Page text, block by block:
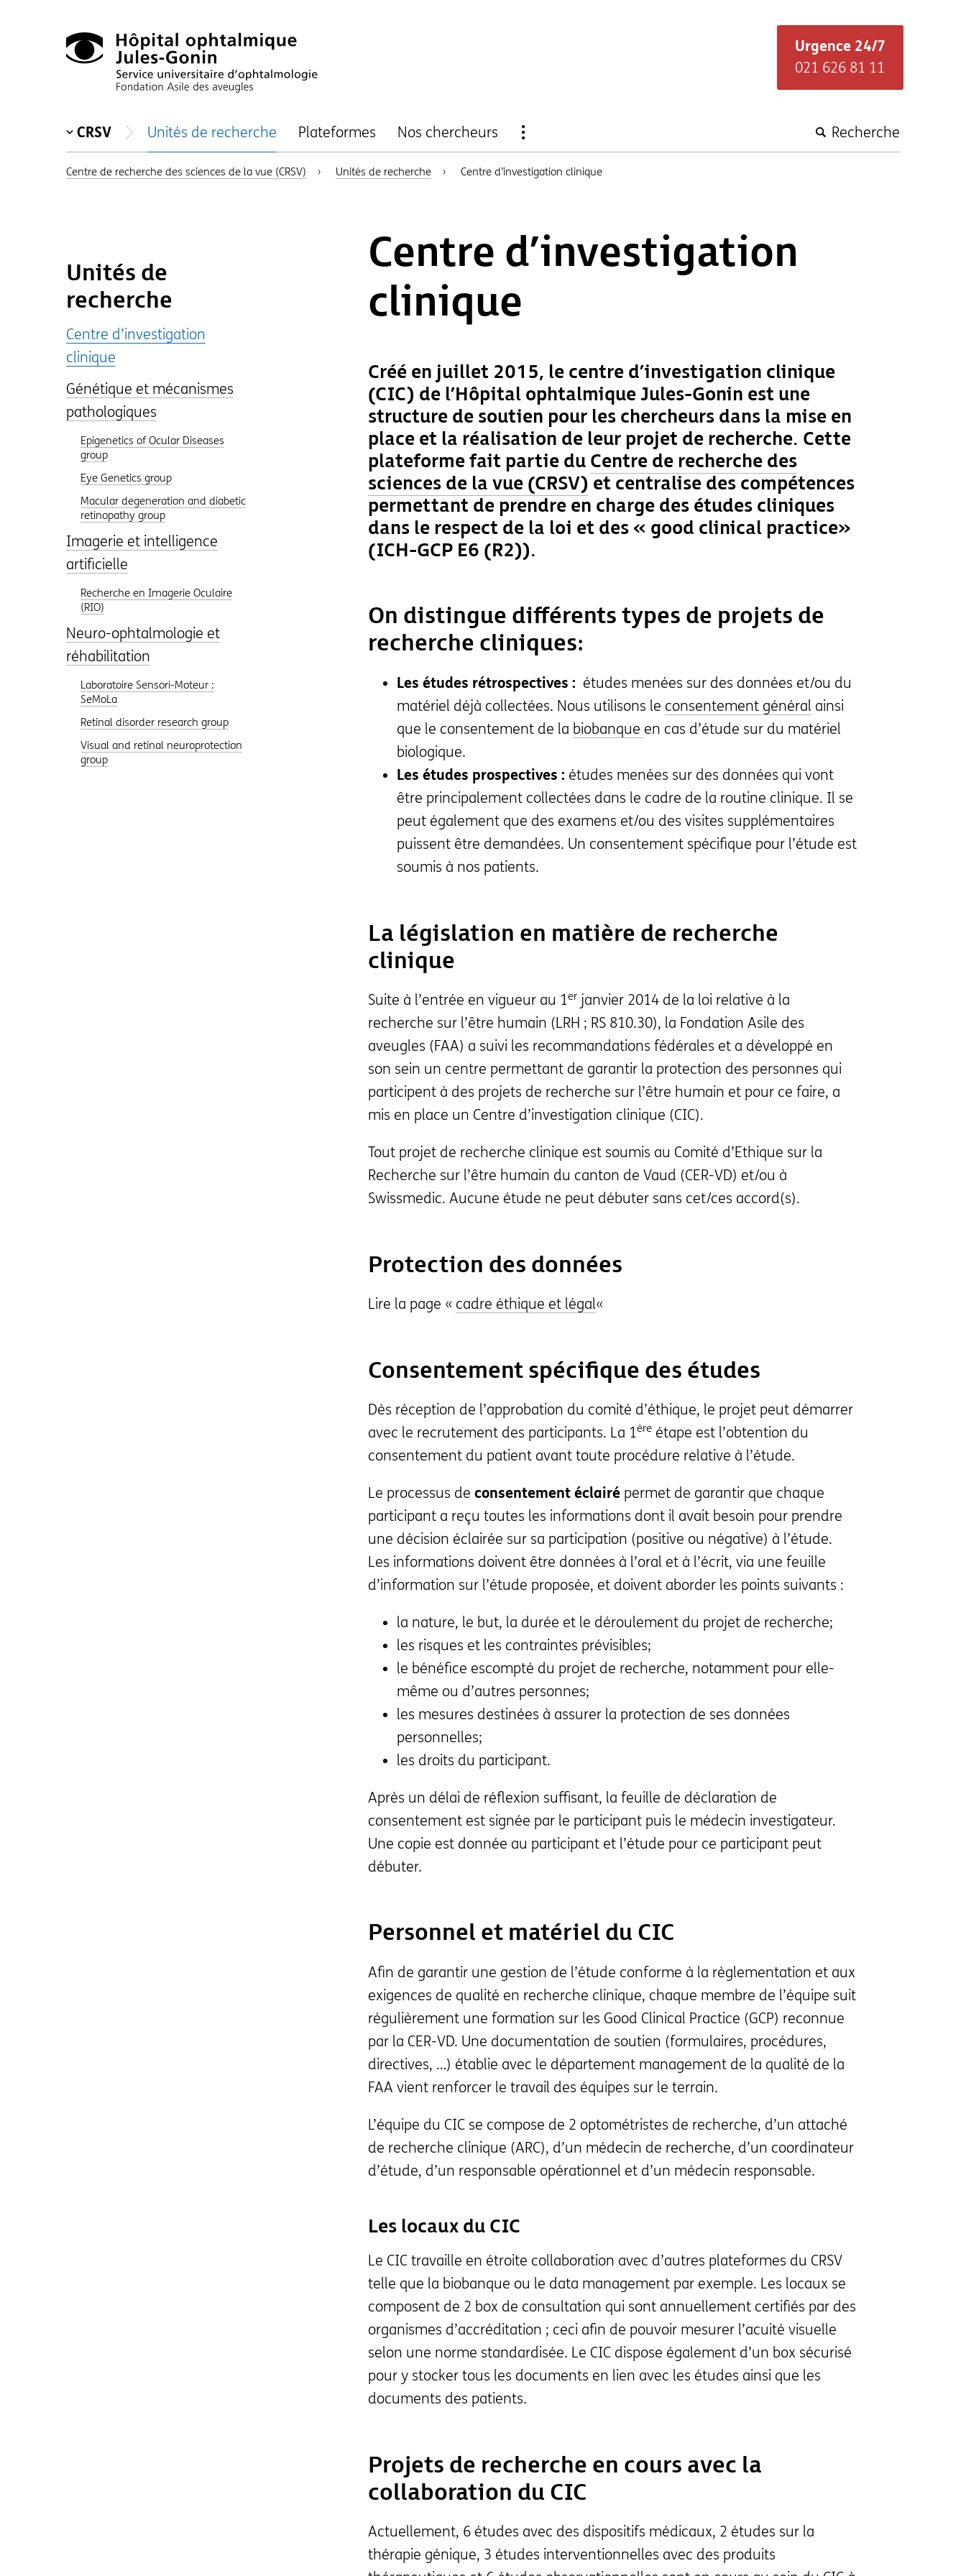
Urgence 24/7
021 626 81 11
ophtalmique
Jules-
Gonin,
Fondation
Asile
aveugles
CRSV Unités de recherche Plateformes Nos chercheurs
Ouvrir
la
navigation
Recherche
Centre de recherche des sciences de la vue (CRSV) › Unités de recherche › Centre d’investigation clinique
Unités de
recherche
Centre d’investigation
clinique
Génétique et mécanismes
pathologiques
Epigenetics of Ocular Diseases
group
Eye Genetics group
Macular degeneration and diabetic
retinopathy group
Imagerie et intelligence
artificielle
Recherche en Imagerie Oculaire
(RIO)
Neuro-ophtalmologie et
réhabilitation
Laboratoire Sensori-Moteur :
SeMoLa
Retinal disorder research group
Visual and retinal neuroprotection
group
Centre d’investigation
clinique
Créé en juillet 2015, le centre d’investigation clinique
(CIC) de l’Hôpital ophtalmique Jules-Gonin est une
structure de soutien pour les chercheurs dans la mise en
place et la réalisation de leur projet de recherche. Cette
plateforme fait partie du Centre de recherche des
sciences de la vue (CRSV) et centralise des compétences
permettant de prendre en charge des études cliniques
dans le respect de la loi et des « good clinical practice »
(ICH-GCP E6 (R2)).
On distingue différents types de projets de
recherche cliniques :
Les études rétrospectives : études menées sur des données et/ou du
matériel déjà collectées. Nous utilisons le consentement général ainsi
que le consentement de la biobanque en cas d’étude sur du matériel
biologique.
Les études prospectives : études menées sur des données qui vont
être principalement collectées dans le cadre de la routine clinique. Il se
peut également que des examens et/ou des visites supplémentaires
puissent être demandées. Un consentement spécifique pour l’étude est
soumis à nos patients.
La législation en matière de recherche
clinique
Suite à l’entrée en vigueur au 1er janvier 2014 de la loi relative à la
recherche sur l’être humain (LRH ; RS 810.30), la Fondation Asile des
aveugles (FAA) a suivi les recommandations fédérales et a développé en
son sein un centre permettant de garantir la protection des personnes qui
participent à des projets de recherche sur l’être humain et pour ce faire, a
mis en place un Centre d’investigation clinique (CIC).
Tout projet de recherche clinique est soumis au Comité d’Ethique sur la
Recherche sur l’être humain du canton de Vaud (CER-VD) et/ou à
Swissmedic. Aucune étude ne peut débuter sans cet/ces accord(s).
Protection des données
Lire la page « cadre éthique et légal«
Consentement spécifique des études
Dès réception de l’approbation du comité d’éthique, le projet peut démarrer
avec le recrutement des participants. La 1ère étape est l’obtention du
consentement du patient avant toute procédure relative à l’étude.
Le processus de consentement éclairé permet de garantir que chaque
participant a reçu toutes les informations dont il avait besoin pour prendre
une décision éclairée sur sa participation (positive ou négative) à l’étude.
Les informations doivent être données à l’oral et à l’écrit, via une feuille
d’information sur l’étude proposée, et doivent aborder les points suivants :
la nature, le but, la durée et le déroulement du projet de recherche;
les risques et les contraintes prévisibles;
le bénéfice escompté du projet de recherche, notamment pour elle-
même ou d’autres personnes;
les mesures destinées à assurer la protection de ses données
personnelles;
les droits du participant.
Après un délai de réflexion suffisant, la feuille de déclaration de
consentement est signée par le participant puis le médecin investigateur.
Une copie est donnée au participant et l’étude pour ce participant peut
débuter.
Personnel et matériel du CIC
Afin de garantir une gestion de l’étude conforme à la règlementation et aux
exigences de qualité en recherche clinique, chaque membre de l’équipe suit
régulièrement une formation sur les Good Clinical Practice (GCP) reconnue
par la CER-VD. Une documentation de soutien (formulaires, procédures,
directives, …) établie avec le département management de la qualité de la
FAA vient renforcer le travail des équipes sur le terrain.
L’équipe du CIC se compose de 2 optométristes de recherche, d’un attaché
de recherche clinique (ARC), d’un médecin de recherche, d’un coordinateur
d’étude, d’un responsable opérationnel et d’un médecin responsable.
Les locaux du CIC
Le CIC travaille en étroite collaboration avec d’autres plateformes du CRSV
telle que la biobanque ou le data management par exemple. Les locaux se
composent de 2 box de consultation qui sont annuellement certifiés par des
organismes d’accréditation ; ceci afin de pouvoir mesurer l’acuité visuelle
selon une norme standardisée. Le CIC dispose également d’un box sécurisé
pour y stocker tous les documents en lien avec les études ainsi que les
documents des patients.
Projets de recherche en cours avec la
collaboration du CIC
Actuellement, 6 études avec des dispositifs médicaux, 2 études sur la
thérapie génique, 3 études interventionnelles avec des produits